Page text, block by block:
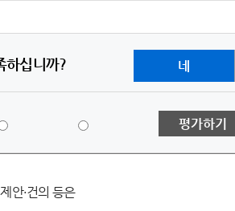
하십니까? 네
족
평가하기
안·건의 등은